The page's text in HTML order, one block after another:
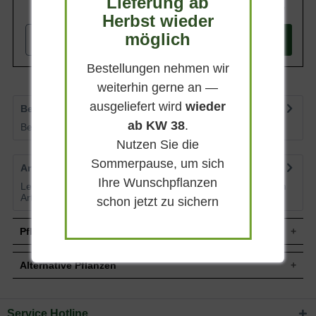
In den
Bewertungen
0
Bewertungen lesen, schreiben und diskutieren...
Artikelfragen
0
Lesen Sie von weiteren Kunden gestellte Fragen zu diesem
Artikel
Pflegehinweise
Pflanz- und Pflegetipps Cupressocyparis l.
Alternative Pflanzen
Herbst wieder
möglich
Bestellungen nehmen wir
weiterhin gerne an —
ausgeliefert wirdwieder
ab KW 38.
Nutzen Sie die
Sommerpause, um sich
Ihre Wunschpflanzen
schon jetzt zu sichern
Service Hotline